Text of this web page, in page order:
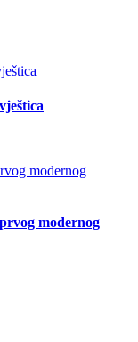
modernog